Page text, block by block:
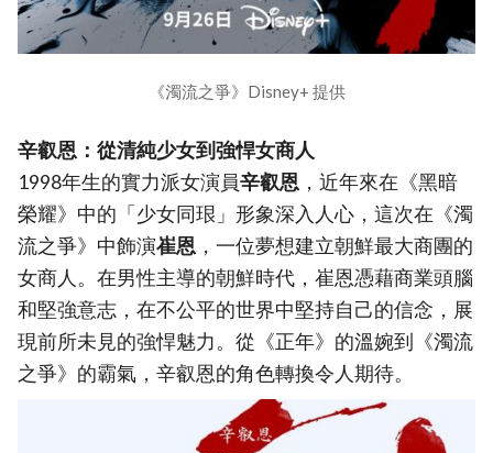
《濁流之爭》Disney+ 提供
辛叡恩：從清純少女到強悍女商人
1998年生的實力派女演員辛叡恩 ，近年來在《黑暗
榮耀》中的「少女同珢」形象深入人心，這次在《濁
流之爭》中飾演崔恩 ，一位夢想建立朝鮮最大商團的
女商人。在男性主導的朝鮮時代，崔恩憑藉商業頭腦
和堅強意志，在不公平的世界中堅持自己的信念，展
現前所未見的強悍魅力。從《正年》的溫婉到《濁流
之爭》的霸氣，辛叡恩的角色轉換令人期待。